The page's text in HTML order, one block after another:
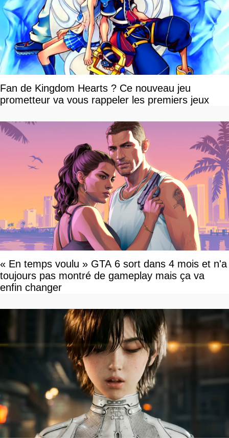
Fan de Kingdom Hearts ? Ce nouveau jeu
prometteur va vous rappeler les premiers jeux
« En temps voulu » GTA 6 sort dans 4 mois et n'a
toujours pas montré de gameplay mais ça va
enfin changer